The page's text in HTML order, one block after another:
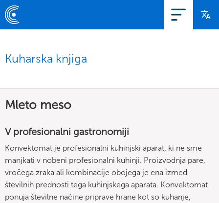
Kuharska knjiga
Mleto meso
V profesionalni gastronomiji
Konvektomat je profesionalni kuhinjski aparat, ki ne sme
manjkati v nobeni profesionalni kuhinji. Proizvodnja pare,
vročega zraka ali kombinacije obojega je ena izmed
številnih prednosti tega kuhinjskega aparata. Konvektomat
ponuja številne načine priprave hrane kot so kuhanje,